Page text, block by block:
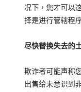
况下，您才可以
择是进行管辖程
尽快替换失去的
欺诈者可能声称
出售给未意识到